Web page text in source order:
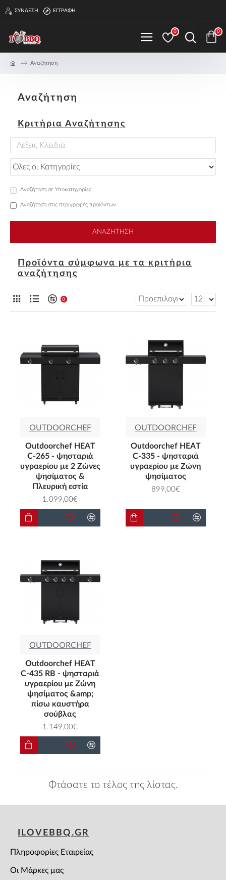
ΣΎΝΔΕΣΗ ΕΓΓΡΑΦΉ
0 0
Αναζήτηση
Αναζήτηση
Κριτήρια Αναζήτησης
Αναζήτηση σε Υποκατηγορίες
Αναζήτηση στις περιγραφές προϊόντων
ΑΝΑΖΉΤΗΣΗ
Προϊόντα σύμφωνα με τα κριτήρια
αναζήτησης
0
OUTDOORCHEF
Outdoorchef HEAT
C-265 - ψησταριά
υγραερίου με 2 Ζώνες
ψησίματος &
Πλευρική εστία
1.099,00€
OUTDOORCHEF
Outdoorchef HEAT
C-335 - ψησταριά
υγραερίου με Ζώνη
ψησίματος
899,00€
OUTDOORCHEF
Outdoorchef HEAT
C-435 RB - ψησταριά
υγραερίου με Ζώνη
ψησίματος &amp;
πίσω καυστήρα
σούβλας
1.149,00€
Φτάσατε το τέλος της λίστας.
ILOVEBBQ.GR
Πληροφορίες Εταιρείας
Οι Μάρκες μας